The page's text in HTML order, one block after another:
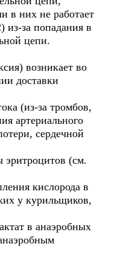
в них не работает
из-за попадания в
цепи.
возникает во
доставки
(из-за тромбов,
артериального
сердечной
эритроцитов (см.
кислорода в
у курильщиков,
в анаэробных